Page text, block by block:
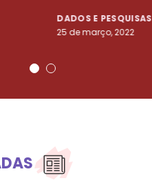
DADOS E PESQUISAS
25 de março, 2022